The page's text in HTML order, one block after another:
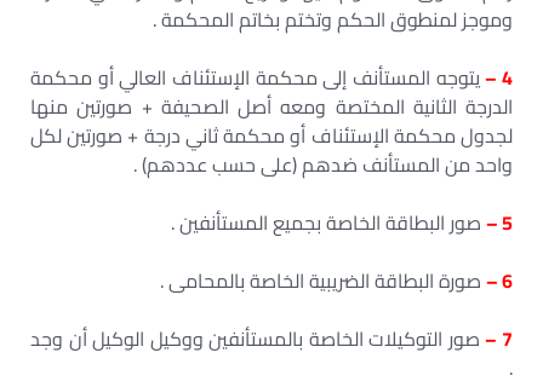
وموجز لمنطوق الحكم وتختم بخاتم المحكمة .
4 – يتوجه المستأنف إلى محكمة الإستئناف العالي أو محكمة
الدرجة الثانية المختصة ومعه أصل الصحيفة + صورتين منها
لجدول محكمة الإستئناف أو محكمة ثاني درجة + صورتين لكل
واحد من المستأنف ضدهم (على حسب عددهم) .
5 – صور البطاقة الخاصة بجميع المستأنفين .
6 – صورة البطاقة الضريبية الخاصة بالمحامى .
7 – صور التوكيلات الخاصة بالمستأنفين ووكيل الوكيل أن وجد
.